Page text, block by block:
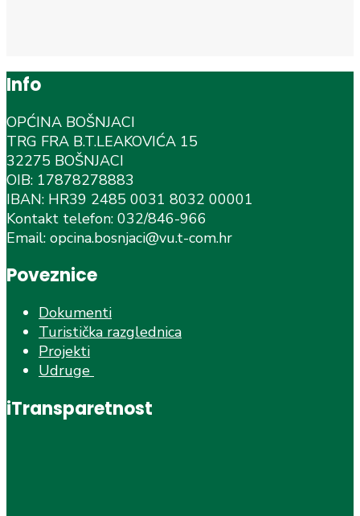
Info
OPĆINA BOŠNJACI
TRG FRA B.T.LEAKOVIĆA 15
32275 BOŠNJACI
OIB: 17878278883
IBAN: HR39 2485 0031 8032 00001
Kontakt telefon: 032/846-966
Email: opcina.bosnjaci@vu.t-com.hr
Poveznice
Dokumenti
Turistička razglednica
Projekti
Udruge
iTransparetnost